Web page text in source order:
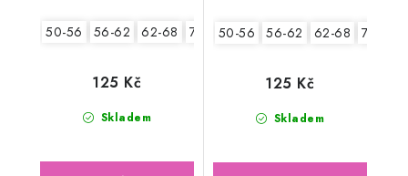
50-56 56-62 62-68 74-86
Skladem
125 Kč
50-56 56-62 62-68 74-86
Skladem
125 Kč